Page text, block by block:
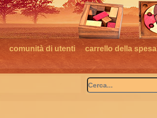
comunità di utenti carrello della spesa